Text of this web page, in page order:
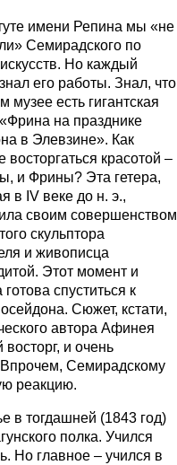
имени Репина мы «не
Семирадского по
Но каждый
его работы. Знал, что
музее есть гигантская
на празднике
в Элевзине». Как
восторгаться красотой –
и Фрины? Эта гетера,
в IV веке до н. э.,
своим совершенством
скульптора
и живописца
Этот момент и
спуститься к
Сюжет, кстати,
автора Афинея
и очень
Семирадскому
реакцию.
в тогдашней (1843 год)
полка. Учился
Но главное – учился в